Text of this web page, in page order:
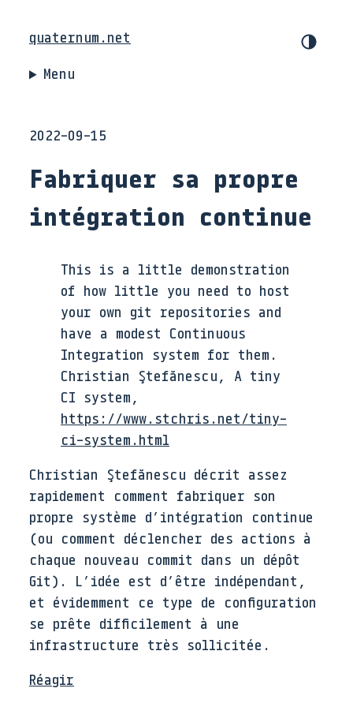
quaternum.net
Menu
2022-09-15
Fabriquer sa propre
intégration continue
This is a little demonstration
of how little you need to host
your own git repositories and
have a modest Continuous
Integration system for them.
Christian Ştefănescu, A tiny
CI system,
https://www.stchris.net/tiny-
ci-system.html
Christian Ştefănescu décrit assez
rapidement comment fabriquer son
propre système d’intégration continue
(ou comment déclencher des actions à
chaque nouveau commit dans un dépôt
Git). L’idée est d’être indépendant,
et évidemment ce type de configuration
se prête difficilement à une
infrastructure très sollicitée.
Réagir